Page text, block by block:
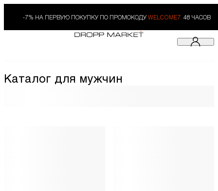
-7% НА ПЕРВУЮ ПОКУПКУ ПО ПРОМОКОДУ WELCOME7. 48 ЧАСОВ
Каталог для мужчин